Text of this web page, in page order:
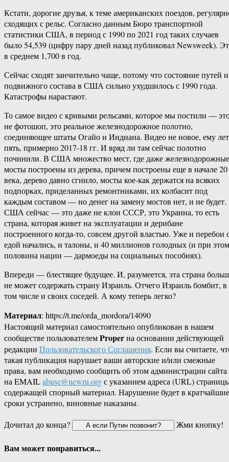
Кстати, дорогие друзья, к теме американских поездов,
сходящих с рельс. Согласно данным Бюро транспортной
статистики США, в период с 1990 по 2021 год таких случаев
было 54,539 (цифру пару дней назад публиковал Newsweek).
в среднем 1,700 в год.
Сейчас сходят занчительно чаще, потому что состояние путей и
подвижного состава в США сильно ухудшилось с 1990 года.
Катастрофы нарастают.
То самое видео с кривыми рельсами, которое мы постили —
не фотошоп, это реальное железнодорожное полотно,
соединяющее штаты Огайо и Индиана. Видео не новое, ему лет
пять, примерно 2017-18 гг. И вряд ли там сейчас полотно
починили. В США множество мест, где даже железнодорожные
мосты построены из дерева, причем построены еще в начале 20
века, дерево давно сгнило, мосты кое-как держатся на всяких
подпорках, приделанных ремонтниками, их колбасит под
каждым составом — но денег на замену мостов нет, и не будет.
США сейчас — это даже не клон СССР, это Украина, то есть
страна, которая живет на эксплуатации и дерибане
построенного когда-то, совсем другой властью. Уже и перебои
едой начались, и талоны, и 40 миллионов голодных (и при этом
половина нации — дармоеды на социальных пособиях).
Впереди — блестящее будущее. И, разумеется, эта страна
не может содержать страну Израиль. Отчего Израиль бомбит, в
том числе и своих соседей. А кому теперь легко?
Материал: https://t.me/orda_mordora/14090
Настоящий материал самостоятельно опубликован в нашем
сообществе пользователемProperна основании действующей
редакции Пользовательского Соглашения. Если вы считаете,
такая публикация нарушает ваши авторские и/или смежные
права, вам необходимо сообщить об этом администрации сайта
на EMAILabuse@newru.orgс указанием адреса (URL)
содержащей спорный материал. Нарушение будет в кратчайшие
сроки устранено, виновные наказаны.
Дочитал до конца?
Жми кнопку!
Вам может понравиться...